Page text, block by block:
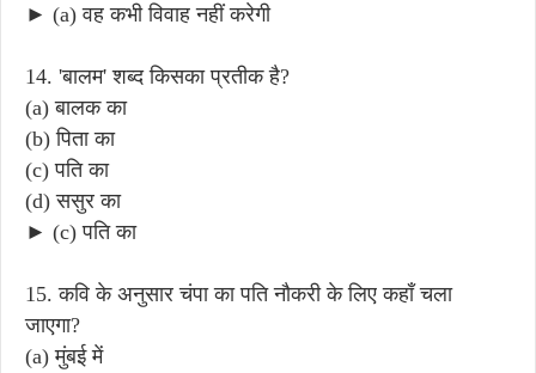
► (a) वह कभी विवाह नहीं करेगी
14. 'बालम' शब्द किसका प्रतीक है?
(a) बालक का
(b) पिता का
(c) पति का
(d) ससुर का
► (c) पति का
15. कवि के अनुसार चंपा का पति नौकरी के लिए कहाँ चला
जाएगा?
(a) मुंबई में